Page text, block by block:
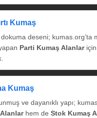
Kumaş
dokuma deseni; kumas.org’ta
Parti Kumaş Alanlariçin
Kumaş
ve dayanıklı yapı;
hem de Stok Kumaş